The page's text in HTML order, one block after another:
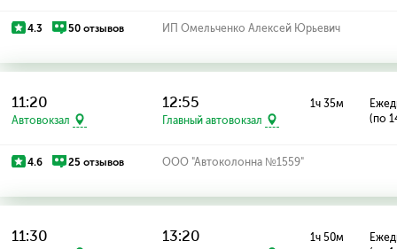
4.3 50 отзывов ИП Омельченко Алексей Юрьевич
11:20
Автовокзал
12:55
Главный автовокзал
1ч 35м
(по
4.6 25 отзывов ООО "Автоколонна №1559"
11:30 13:20 1ч 50м